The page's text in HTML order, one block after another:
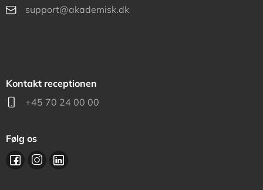
support@akademisk.dk
Kontakt receptionen
+45 70 24 00 00
Følg os